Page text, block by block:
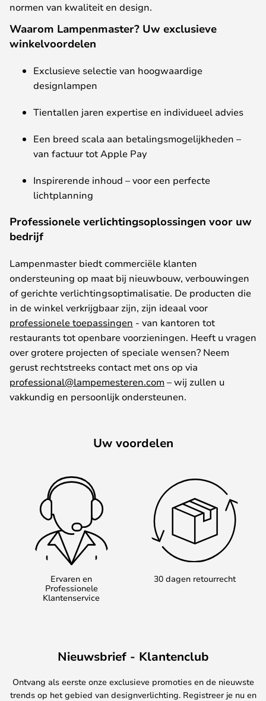
normen van kwaliteiten design.
Waarom Lampenmaster? Uw exclusieve
winkelvoordelen
Exclusieve selectievan hoogwaardige
designlampen
Tientallen jaren expertiseen individueel advies
Een breed scala aan betalingsmogelijkheden –
van factuurtot Apple Pay
Inspirerende inhoud –vooreen perfecte
lichtplanning
Professionele verlichtingsoplossingen voor uw
bedrijf
Lampenmaster biedtcommerciële klanten
ondersteuning op maat bij nieuwbouw, verbouwingen
ofgerichteverlichtingsoptimalisatie. De producten die
in dewinkelverkrijgbaar zijn, zijn ideaalvoor
professionele toepassingen - van kantoren tot
restaurantstotopenbarevoorzieningen. Heeft uvragen
overgrotere projecten of specialewensen? Neem
gerust rechtstreekscontact metonsop via
professional@lampemesteren.com –wij zullen u
vakkundig en persoonlijkondersteunen.
Uw voordelen
Ervaren en
Professionele
Klantenservice
30 dagen retourrecht
Nieuwsbrief - Klantenclub
Ontvang als eerste onze exclusieve promoties en de nieuwste
trends op het gebied van designverlichting. Registreer je nu en